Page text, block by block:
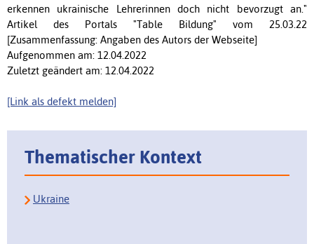
erkennen ukrainische Lehrerinnen doch nicht bevorzugt an."
Artikel des Portals "Table Bildung" vom 25.03.22
[Zusammenfassung: Angaben des Autors der Webseite]
Aufgenommen am: 12.04.2022
Zuletzt geändert am: 12.04.2022
[Link als defekt melden]
Thematischer Kontext
Ukraine